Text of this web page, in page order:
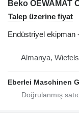
Beko OEWAMAT
Talep üzerine fiyat
Endüstriyel ekipman -
Almanya,
Eberlei Maschinen